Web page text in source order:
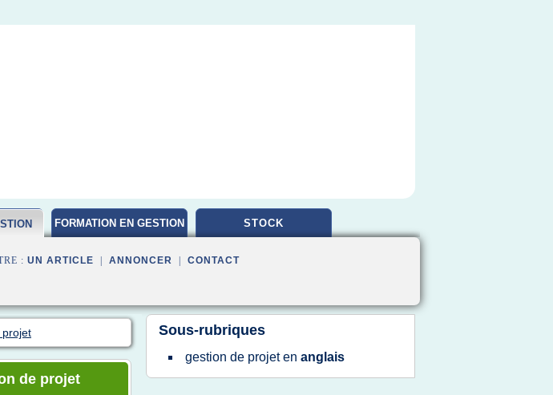
FORMATION EN GESTION STOCK
: UN ARTICLE ANNONCER CONTACT
projet
de projet
Sous-rubriques
gestion de projeten anglais